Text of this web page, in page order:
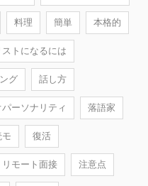
料理 簡単 本格的
トになるには
グ 話し方
ーソナリティ 落語家
モ 復活
リモート面接 注意点